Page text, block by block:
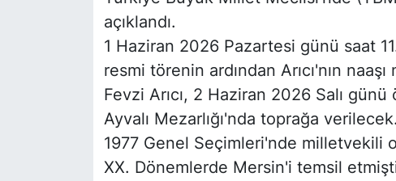
açıklandı.
1 Haziran 2026 Pazartesi günü saat
resmi törenin ardından Arıcı'nın
Fevzi Arıcı, 2 Haziran 2026 Salı günü
Ayvalı Mezarlığı'nda toprağa verilecek.
1977 Genel Seçimleri'nde milletvekili
XX. Dönemlerde Mersin'i temsil